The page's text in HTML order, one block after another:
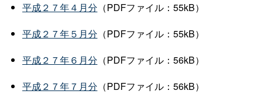
平成２７年４月分 （PDFファイル：55kB）
平成２７年５月分 （PDFファイル：55kB）
平成２７年６月分 （PDFファイル：56kB）
平成２７年７月分 （PDFファイル：56kB）